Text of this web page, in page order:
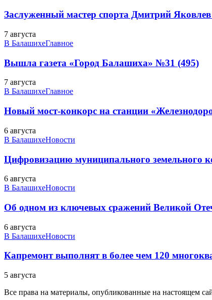
Заслуженный мастер спорта Дмитрий Яковлев
7 августа
В БалашихеГлавное
Вышла газета «Город Балашиха» №31 (495)
7 августа
В БалашихеГлавное
Новый мост-конкорс на станции
6 августа
В БалашихеНовости
Цифровизацию муниципального земельного
6 августа
В БалашихеНовости
Об одном из ключевых сражений Великой
6 августа
В БалашихеНовости
Капремонт выполнят в более чем 120
5 августа
Все права на материалы, опубликованные на настоящем